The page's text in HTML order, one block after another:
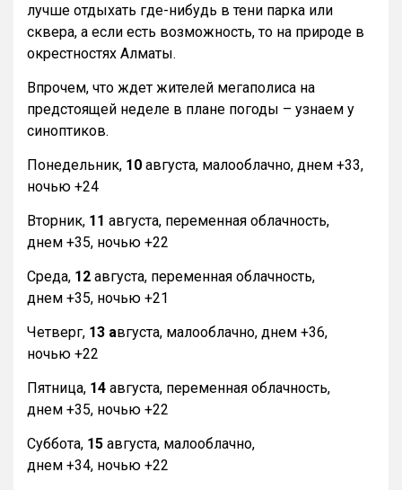
лучше отдыхать где-нибудь в тени парка или
сквера, а если есть возможность, то на природе в
окрестностях Алматы.
Впрочем, что ждет жителей мегаполиса на
предстоящей неделе в плане погоды – узнаем у
синоптиков.
Понедельник, 10 августа, малооблачно, днем +33,
ночью +24
Вторник, 11 августа, переменная облачность,
днем +35, ночью +22
Среда, 12 августа, переменная облачность,
днем +35, ночью +21
Четверг, 13 августа, малооблачно, днем +36,
ночью +22
Пятница, 14 августа, переменная облачность,
днем +35, ночью +22
Суббота, 15 августа, малооблачно,
днем +34, ночью +22